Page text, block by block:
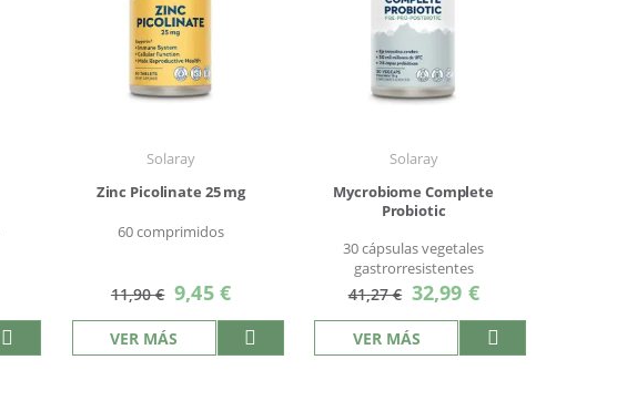
Solaray
Zinc Picolinate 25 mg
60 comprimidos
11,90 € Precio
especial
9,45 €
VER MÁS
Solaray
Mycrobiome Complete
Probiotic
30 cápsulas vegetales
gastrorresistentes
41,27 € Precio
especial
32,99 €
VER MÁS